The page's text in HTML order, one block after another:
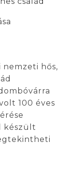
nemzeti hős,
100 éves
készült